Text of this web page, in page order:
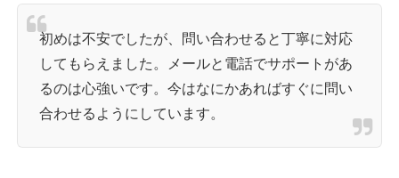
初めは不安でしたが、問い合わせると丁寧に対応
してもらえました。メールと電話でサポートがあ
るのは心強いです。今はなにかあればすぐに問い
合わせるようにしています。